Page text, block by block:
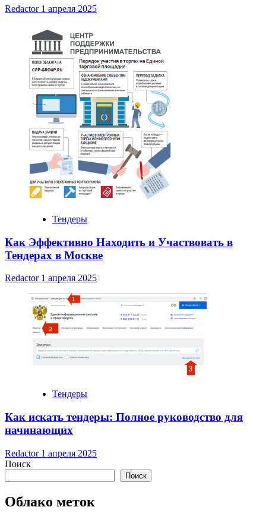
Redactor 1 апреля 2025
Тендеры
Как Эффективно Находить и Участвовать в
Тендерах в Москве
Redactor 1 апреля 2025
Тендеры
Как искать тендеры: Полное руководство для
начинающих
Redactor 1 апреля 2025
Поиск
Поиск
Облако меток